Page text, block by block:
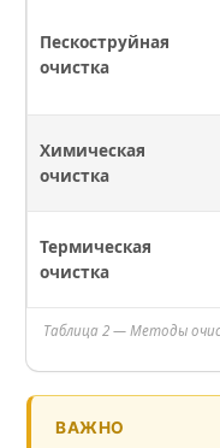
Таблица 2 — Методы
Пескоструйная
очистка
Химическая
очистка
Термическая
очистка
ВАЖНО